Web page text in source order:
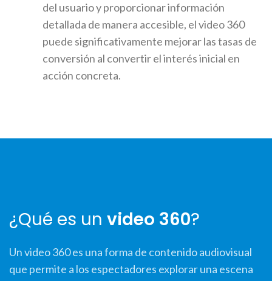
del usuario y proporcionar información
detallada de manera accesible, el video 360
puede significativamente mejorar las tasas de
conversión al convertir el interés inicial en
acción concreta.
¿Qué es un video 360?
Un video 360 es una forma de contenido audiovisual
que permite a los espectadores explorar una escena